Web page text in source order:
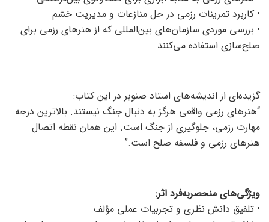
• کاربرد تمرینات رزمی در حل منازعات و مدیریت خشم
• بررسی موردی سازمان‌های بین‌المللی که از هنرهای رزمی برای
صلح‌سازی استفاده می‌کنند
گزیده‌ای از اندیشه‌های استاد صنوبر در این کتاب:
“هنرهای رزمی واقعی هرگز به دنبال جنگ نیستند. بالاترین درجه
مهارت رزمی، جلوگیری از جنگ است. این همان نقطه اتصال
هنرهای رزمی و فلسفه صلح است.”
ویژگی‌های منحصربه‌فرد اثر:
• تلفیق دانش نظری و تجربیات عملی مؤلف